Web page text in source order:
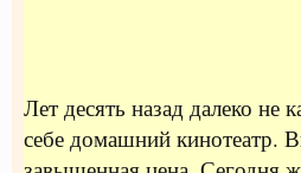
Лет десять назад далеко не
себе домашний кинотеатр.